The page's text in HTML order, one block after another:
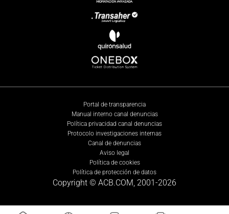
Portal de transparencia
Manual interno canal denuncias
Política privacidad canal denuncias
Protocolo investigaciones internas
Canal de denuncias
Aviso legal
Política de cookies
Política de protección de datos
Copyright © ACB.COM, 2001-2026